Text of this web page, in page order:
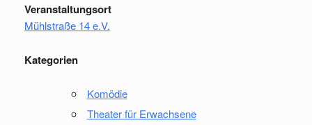
Veranstaltungsort
Mühlstraße 14 e.V.
Kategorien
Komödie
Theater für Erwachsene